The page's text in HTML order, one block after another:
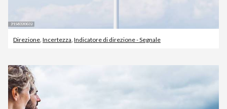
Direzione Incertezza Indicatore di direzione - Segnale